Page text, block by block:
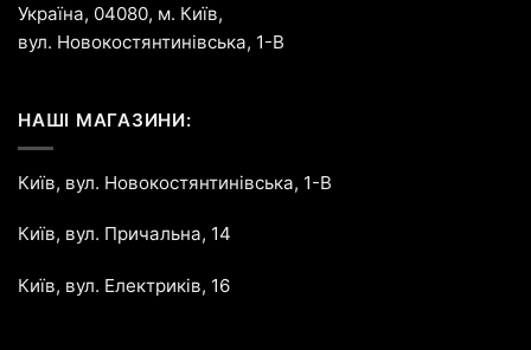
Україна, 04080, м. Київ,
вул. Новокостянтинівська, 1-В
НАШІ МАГАЗИНИ:
Київ, вул. Новокостянтинівська, 1-В
Київ, вул. Причальна, 14
Київ, вул. Електриків, 16